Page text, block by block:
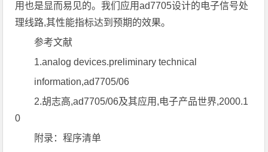
用也是显而易见的。我们应用ad7705设计的电子信号处
理线路,其性能指标达到预期的效果。
参考文献
1.analog devices.preliminary technical
information,ad7705/06
2.胡志高,ad7705/06及其应用,电子产品世界,2000.1
0
附录：程序清单